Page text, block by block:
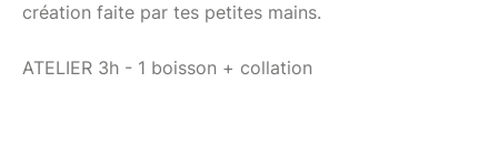
création faite par tes petites mains.
ATELIER 3h - 1 boisson + collation